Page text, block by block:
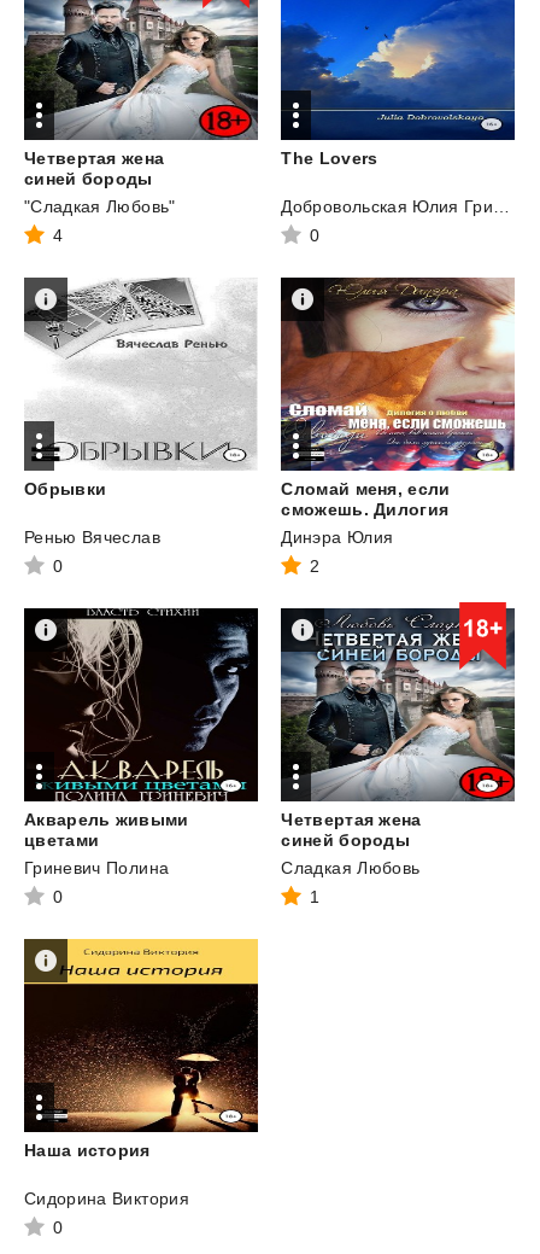
Четвертая жена
синей бороды
"Сладкая Любовь"
4
The Lovers
0
Обрывки
Ренью Вячеслав
0
Сломай меня, если
сможешь. Дилогия
Динэра Юлия
2
Акварель живыми
цветами
Гриневич Полина
0
Четвертая жена
синей бороды
Сладкая Любовь
1
Наша история
Сидорина Виктория
0